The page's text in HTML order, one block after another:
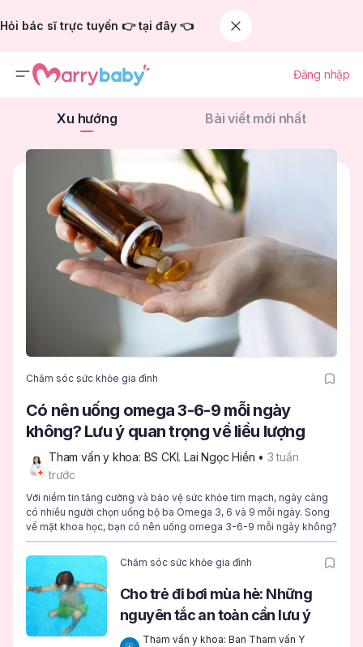
Hỏi bác sĩ trực tuyến 👉 tại đây 👈
Đăng nhập
Xu hướng Bài viết mới nhất
Chăm sóc sức khỏe gia đình
Có nên uống omega 3-6-9 mỗi ngày
không? Lưu ý quan trọng về liều lượng
Tham vấn y khoa: BS CKI. Lai Ngọc Hiền • 3 tuần
trước
Với niềm tin tăng cường và bảo vệ sức khỏe tim mạch, ngày càng
có nhiều người chọn uống bộ ba Omega 3, 6 và 9 mỗi ngày. Song
về mặt khoa học, bạn có nên uống omega 3-6-9 mỗi ngày không?
Chăm sóc sức khỏe gia đình
Cho trẻ đi bơi mùa hè: Những
nguyên tắc an toàn cần lưu ý
Tham vấn y khoa: Ban Tham vấn Y